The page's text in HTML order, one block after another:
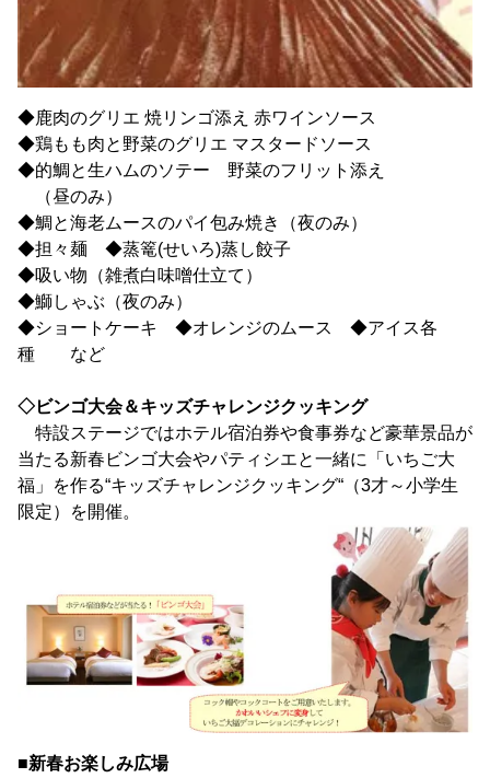
◆鹿肉のグリエ 焼リンゴ添え 赤ワインソース
◆鶏もも肉と野菜のグリエ マスタードソース
◆的鯛と生ハムのソテー 野菜のフリット添え
（昼のみ）
◆鯛と海老ムースのパイ包み焼き（夜のみ）
◆担々麺 ◆蒸篭(せいろ)蒸し餃子
◆吸い物（雑煮白味噌仕立て）
◆鰤しゃぶ（夜のみ）
◆ショートケーキ ◆オレンジのムース ◆アイス各
種 など
◇ビンゴ大会＆キッズチャレンジクッキング
特設ステージではホテル宿泊券や食事券など豪華景品が
当たる新春ビンゴ大会やパティシエと一緒に「いちご大
福」を作る“キッズチャレンジクッキング“（3才～小学生
限定）を開催。
■新春お楽しみ広場